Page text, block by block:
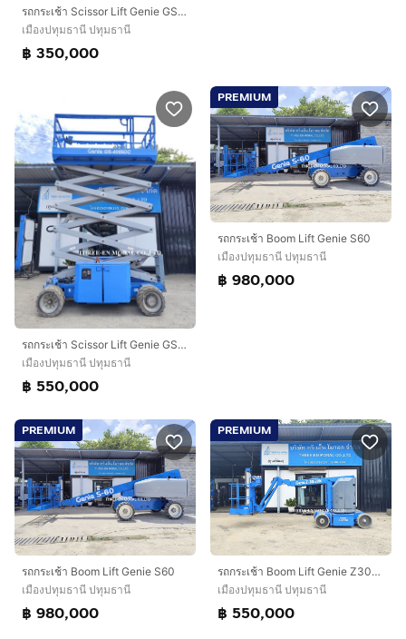
รถกระเช้า Scissor Lift Genie GS-2646
เมืองปทุมธานี ปทุมธานี
฿ 350,000
รถกระเช้า Scissor Lift Genie GS4069DC
เมืองปทุมธานี ปทุมธานี
฿ 550,000
PREMIUM
รถกระเช้า Boom Lift Genie S60
เมืองปทุมธานี ปทุมธานี
฿ 980,000
PREMIUM
รถกระเช้า Boom Lift Genie S60
เมืองปทุมธานี ปทุมธานี
฿ 980,000
PREMIUM
รถกระเช้า Boom Lift Genie Z30-20N
เมืองปทุมธานี ปทุมธานี
฿ 550,000